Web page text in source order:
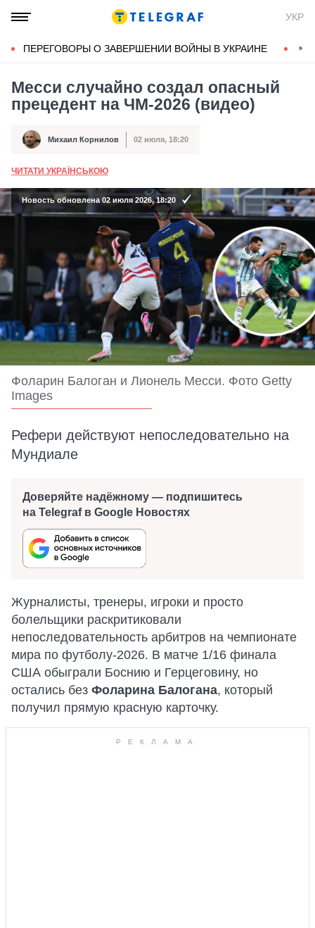
УКР
ПЕРЕГОВОРЫ О ЗАВЕРШЕНИИ ВОЙНЫ В УКРАИНЕ
Месси случайно создал опасный
прецедент на ЧМ-2026 (видео)
Автор Михаил Корнилов
Дата публикации 02 июля, 18:20
ЧИТАТИ УКРАЇНСЬКОЮ
Новость обновлена 02 июля 2026, 18:20
Фоларин Балоган и Лионель Месси. Фото Getty
Images
Рефери действуют непоследовательно на
Мундиале
Доверяйте надёжному — подпишитесь
на Telegraf в Google Новостях
Журналисты, тренеры, игроки и просто
болельщики раскритиковали
непоследовательность арбитров на чемпионате
мира по футболу-2026. В матче 1/16 финала
США обыграли Боснию и Герцеговину, но
остались без Фоларина Балогана, который
получил прямую красную карточку.